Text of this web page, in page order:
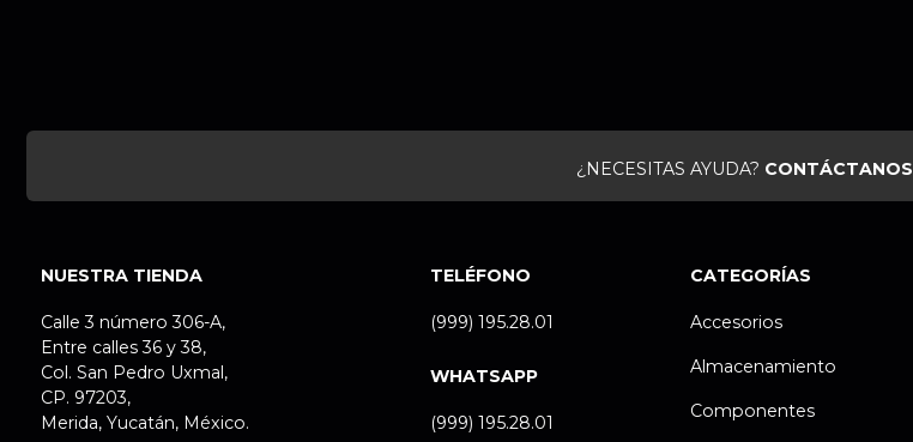
¿NECESITAS AYUDA? CONTÁCTANOS
NUESTRA TIENDA
Calle 3 número 306-A,
Entre calles 36 y 38,
Col. San Pedro Uxmal,
CP. 97203,
Merida, Yucatán, México.
TELÉFONO
(999) 195.28.01
WHATSAPP
(999) 195.28.01
CATEGORÍAS
Accesorios
Almacenamiento
Componentes